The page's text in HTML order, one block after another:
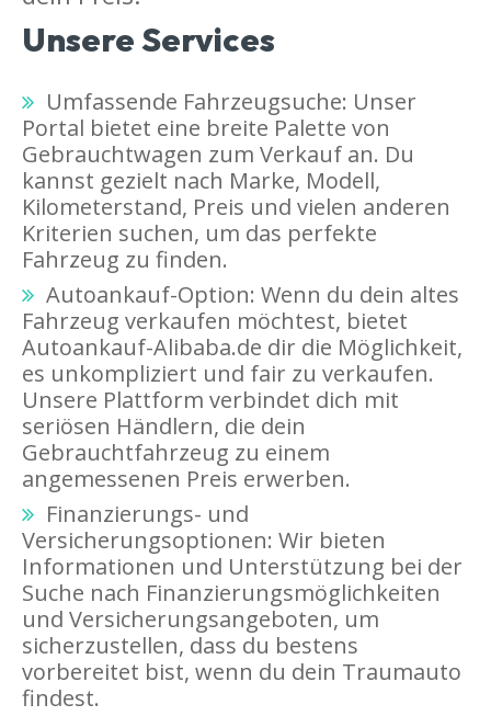
Unsere Services
Umfassende Fahrzeugsuche: Unser
Portal bietet eine breite Palette von
Gebrauchtwagen zum Verkauf an. Du
kannst gezielt nach Marke, Modell,
Kilometerstand, Preis und vielen anderen
Kriterien suchen, um das perfekte
Fahrzeug zu finden.
Autoankauf-Option: Wenn du dein altes
Fahrzeug verkaufen möchtest, bietet
Autoankauf-Alibaba.de dir die Möglichkeit,
es unkompliziert und fair zu verkaufen.
Unsere Plattform verbindet dich mit
seriösen Händlern, die dein
Gebrauchtfahrzeug zu einem
angemessenen Preis erwerben.
Finanzierungs- und
Versicherungsoptionen: Wir bieten
Informationen und Unterstützung bei der
Suche nach Finanzierungsmöglichkeiten
und Versicherungsangeboten, um
sicherzustellen, dass du bestens
vorbereitet bist, wenn du dein Traumauto
findest.